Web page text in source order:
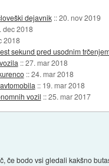
dejavnik ::20. nov 2019
dec 2018
2018
sekund pred usodnim
::27. mar 2018
::24. mar 2018
:: 19. mar 2018
vozil ::25. mar 2017
če bodo vsi gledali kakšno